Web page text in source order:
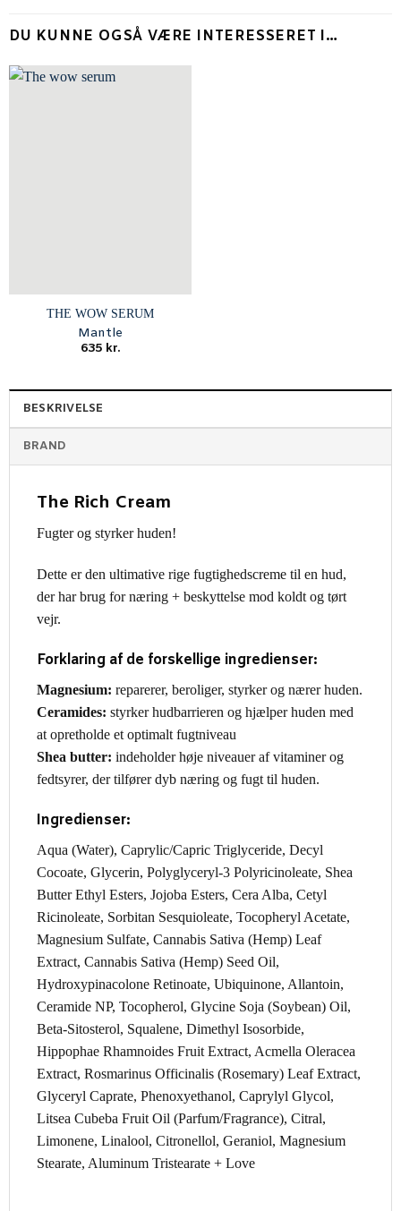
DU KUNNE OGSÅ VÆRE INTERESSERET I…
THE WOW SERUM
Mantle
635 kr.
BESKRIVELSE
BRAND
The Rich Cream
Fugter og styrker huden!
Dette er den ultimative rige fugtighedscreme til en hud,
der har brug for næring + beskyttelse mod koldt og tørt
vejr.
Forklaring af de forskellige ingredienser:
Magnesium: reparerer, beroliger, styrker og nærer huden.
Ceramides: styrker hudbarrieren og hjælper huden med
at opretholde et optimalt fugtniveau
Shea butter: indeholder høje niveauer af vitaminer og
fedtsyrer, der tilfører dyb næring og fugt til huden.
Ingredienser:
Aqua (Water), Caprylic/Capric Triglyceride, Decyl
Cocoate, Glycerin, Polyglyceryl-3 Polyricinoleate, Shea
Butter Ethyl Esters, Jojoba Esters, Cera Alba, Cetyl
Ricinoleate, Sorbitan Sesquioleate, Tocopheryl Acetate,
Magnesium Sulfate, Cannabis Sativa (Hemp) Leaf
Extract, Cannabis Sativa (Hemp) Seed Oil,
Hydroxypinacolone Retinoate, Ubiquinone, Allantoin,
Ceramide NP, Tocopherol, Glycine Soja (Soybean) Oil,
Beta-Sitosterol, Squalene, Dimethyl Isosorbide,
Hippophae Rhamnoides Fruit Extract, Acmella Oleracea
Extract, Rosmarinus Officinalis (Rosemary) Leaf Extract,
Glyceryl Caprate, Phenoxyethanol, Caprylyl Glycol,
Litsea Cubeba Fruit Oil (Parfum/Fragrance), Citral,
Limonene, Linalool, Citronellol, Geraniol, Magnesium
Stearate, Aluminum Tristearate + Love